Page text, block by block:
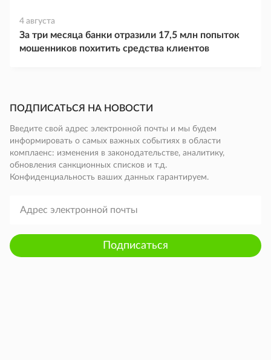
4 августа
За три месяца банки отразили 17,5 млн попыток
мошенников похитить средства клиентов
ПОДПИСАТЬСЯ НА НОВОСТИ
Введите свой адрес электронной почты и мы будем
информировать о самых важных событиях в области
комплаенс: изменения в законодательстве, аналитику,
обновления санкционных списков и т.д.
Конфиденциальность ваших данных гарантируем.
Подписаться